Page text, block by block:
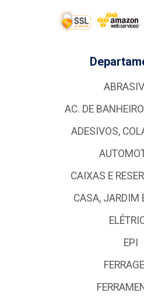
AC. DE
ADESIVOS,
CAIXAS E
CASA, JARDIM
EPI